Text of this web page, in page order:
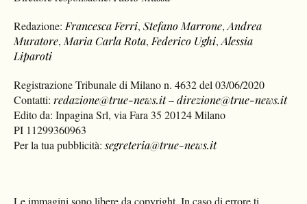
Redazione:Francesca Ferri,Stefano Marrone,Andrea
Muratore,Maria Carla Rota,Federico Ughi,Alessia
Liparoti
Registrazione Tribunale di Milano n. 4632 del 03/06/2020
Contatti:redazione@true-news.it–direzione@true-news.it
Edito da: Inpagina Srl, via Fara 35 20124 Milano
PI 11299360963
Per la tua pubblicità:segreteria@true-news.it
Le immagini sono libere da copyright. In caso di errore ti